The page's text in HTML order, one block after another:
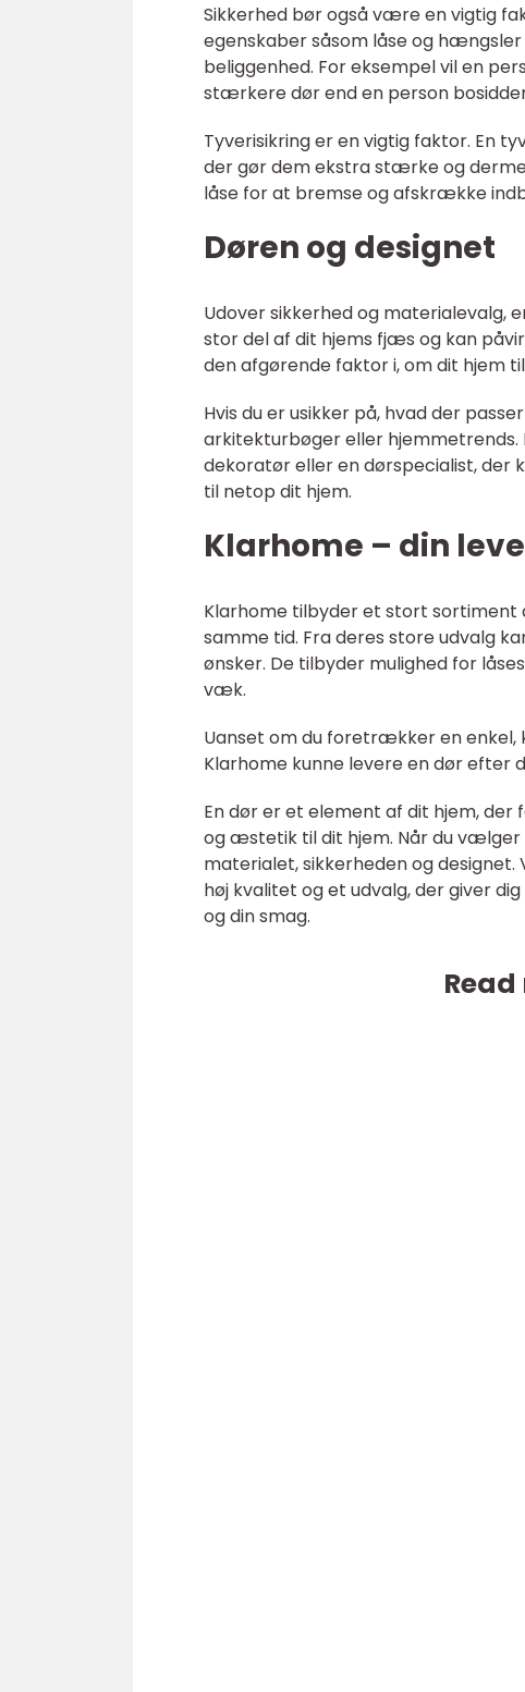
Sikkerhed bør også være en vigtig
egenskaber såsom låse og
beliggenhed. For eksempel vil en
stærkere dør end en person
Tyverisikring er en vigtig faktor. En
der gør dem ekstra stærke og
låse for at bremse og afskrække
Døren og designet
Udover sikkerhed og materialevalg,
stor del af dit hjems fjæs og kan
den afgørende faktor i, om dit hjem
Hvis du er usikker på, hvad der
arkitekturbøger eller hjemmetrends.
dekoratør eller en dørspecialist, der
til netop dit hjem.
Klarhome – din
Klarhome tilbyder et stort sortiment
samme tid. Fra deres store udvalg
ønsker. De tilbyder mulighed for
væk.
Uanset om du foretrækker en enkel,
Klarhome kunne levere en dør efter
En dør er et element af dit hjem,
og æstetik til dit hjem. Når du
materialet, sikkerheden og
høj kvalitet og et udvalg, der giver
og din smag.